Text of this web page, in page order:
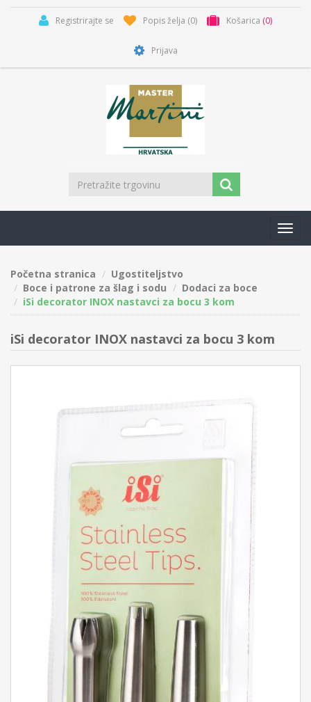
Registrirajte se Popis želja (0) Košarica (0)
Prijava
Početna stranica
Ugostiteljstvo
Boce i patrone za šlag i sodu
Dodaci za boce
iSi decorator INOX nastavci za bocu 3 kom
iSi decorator INOX nastavci za bocu 3 kom